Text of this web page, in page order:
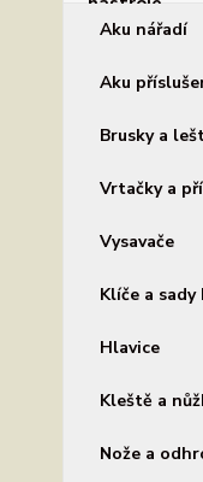
Aku nářadí
Aku
Brusky a
Vrtačky a
Vysavače
Klíče a sady
Hlavice
Kleště a
Nože a